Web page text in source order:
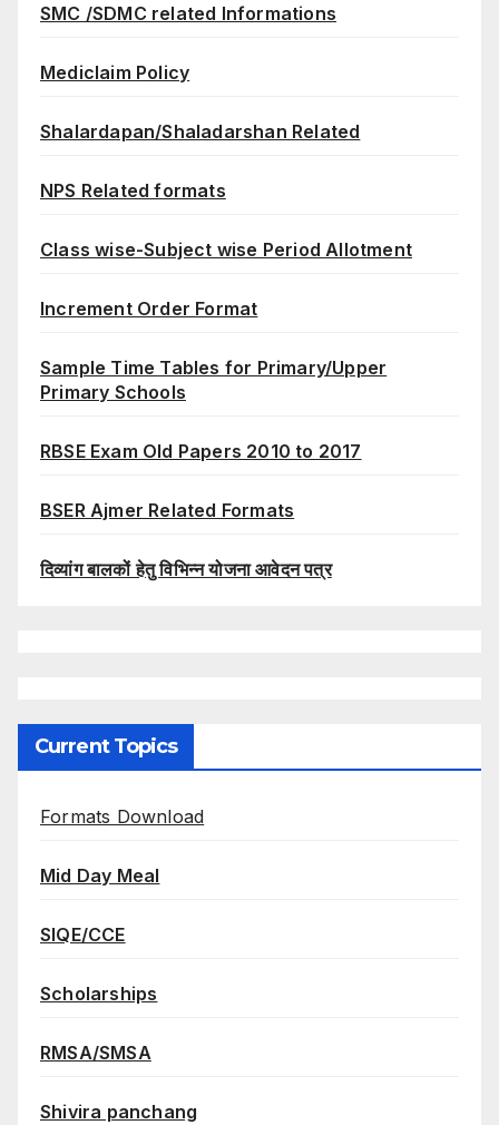
SMC /SDMC related Informations
Mediclaim Policy
Shalardapan/Shaladarshan Related
NPS Related formats
Class wise-Subject wise Period Allotment
Increment Order Format
Sample Time Tables for Primary/Upper
Primary Schools
RBSE Exam Old Papers 2010 to 2017
BSER Ajmer Related Formats
दिव्यांग बालकों हेतु विभिन्न योजना आवेदन पत्र
Current Topics
Formats Download
Mid Day Meal
SIQE/CCE
Scholarships
RMSA/SMSA
Shivira panchang